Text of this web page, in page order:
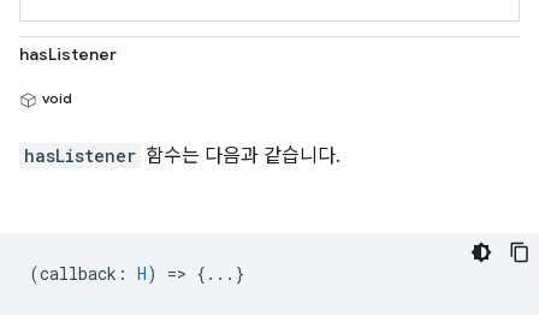
hasListener
void
hasListener 함수는 다음과 같습니다.
(callback : H) => {...}